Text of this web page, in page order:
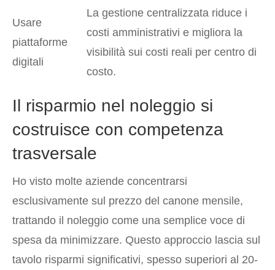
Usare
piattaforme
digitali
La gestione centralizzata riduce i
costi amministrativi e migliora la
visibilità sui costi reali per centro di
costo.
Il risparmio nel noleggio si
costruisce con competenza
trasversale
Ho visto molte aziende concentrarsi
esclusivamente sul prezzo del canone mensile,
trattando il noleggio come una semplice voce di
spesa da minimizzare. Questo approccio lascia sul
tavolo risparmi significativi, spesso superiori al 20-